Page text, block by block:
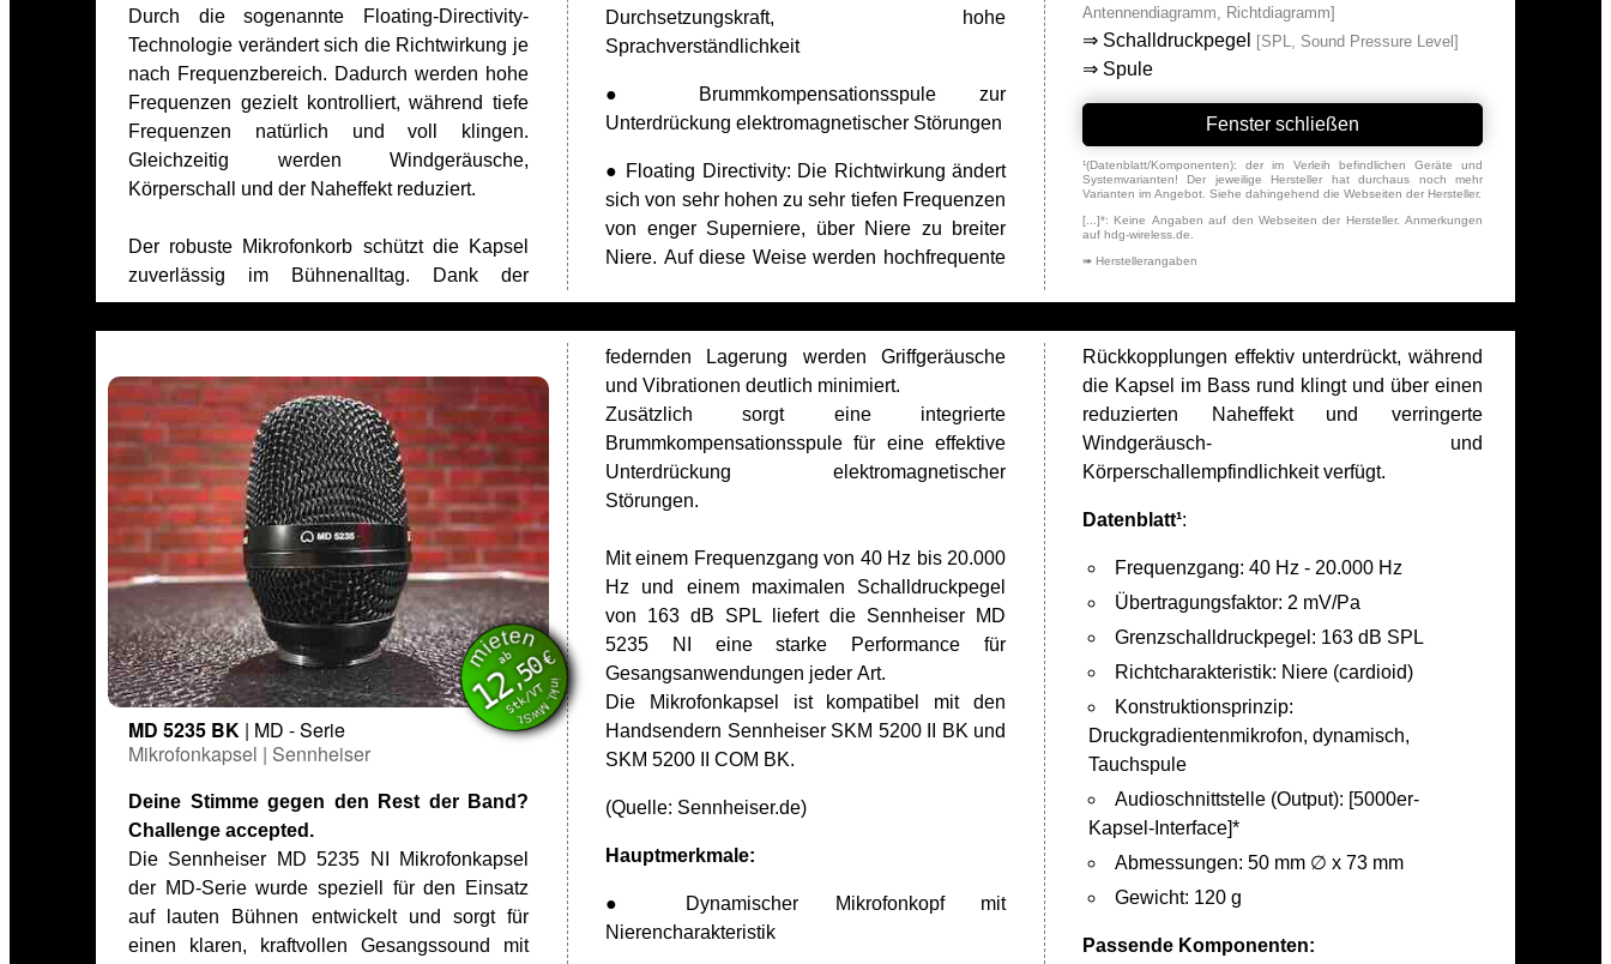
Durch die sogenannte Floating-Directivity-
Technologie verändert sich die Richtwirkung je
nach Frequenzbereich. Dadurch werden hohe
Frequenzen gezielt kontrolliert, während tiefe
Frequenzen natürlich und voll klingen.
Gleichzeitig werden Windgeräusche,
Körperschall und der Naheffekt reduziert.
Der robuste Mikrofonkorb schützt die Kapsel
zuverlässig im Bühnenalltag. Dank der
Durchsetzungskraft, hohe
Sprachverständlichkeit
● Brummkompensationsspule zur
Unterdrückung elektromagnetischer Störungen
● Floating Directivity: Die Richtwirkung ändert
sich von sehr hohen zu sehr tiefen Frequenzen
von enger Superniere, über Niere zu breiter
Niere. Auf diese Weise werden hochfrequente
Antennendiagramm, Richtdiagramm]
⇒ Schalldruckpegel [SPL, Sound Pressure Level]
⇒ Spule
Fenster schließen
¹(Datenblatt/Komponenten): der im Verleih befindlichen Geräte und
Systemvarianten! Der jeweilige Hersteller hat durchaus noch mehr
Varianten im Angebot. Siehe dahingehend die Webseiten der Hersteller.
[...]*: Keine Angaben auf den Webseiten der Hersteller. Anmerkungen
auf hdg-wireless.de.
➠ Herstellerangaben
mieten
inkl. MwSt.
ab
12,50€
Stk/VT
MD 5235 BK | MD - Serie
Mikrofonkapsel | Sennheiser
Deine Stimme gegen den Rest der Band?
Challenge accepted.
Die Sennheiser MD 5235 NI Mikrofonkapsel
der MD-Serie wurde speziell für den Einsatz
auf lauten Bühnen entwickelt und sorgt für
einen klaren, kraftvollen Gesangssound mit
federnden Lagerung werden Griffgeräusche
und Vibrationen deutlich minimiert.
Zusätzlich sorgt eine integrierte
Brummkompensationsspule für eine effektive
Unterdrückung elektromagnetischer
Störungen.
Mit einem Frequenzgang von 40 Hz bis 20.000
Hz und einem maximalen Schalldruckpegel
von 163 dB SPL liefert die Sennheiser MD
5235 NI eine starke Performance für
Gesangsanwendungen jeder Art.
Die Mikrofonkapsel ist kompatibel mit den
Handsendern Sennheiser SKM 5200 II BK und
SKM 5200 II COM BK.
(Quelle: Sennheiser.de)
Hauptmerkmale:
● Dynamischer Mikrofonkopf mit
Nierencharakteristik
Rückkopplungen effektiv unterdrückt, während
die Kapsel im Bass rund klingt und über einen
reduzierten Naheffekt und verringerte
Windgeräusch- und
Körperschallempfindlichkeit verfügt.
Datenblatt¹:
Frequenzgang: 40 Hz - 20.000 Hz
Übertragungsfaktor: 2 mV/Pa
Grenzschalldruckpegel: 163 dB SPL
Richtcharakteristik: Niere (cardioid)
Konstruktionsprinzip:
Druckgradientenmikrofon, dynamisch,
Tauchspule
Audioschnittstelle (Output): [5000er-
Kapsel-Interface]*
Abmessungen: 50 mm ∅ x 73 mm
Gewicht: 120 g
Passende Komponenten: